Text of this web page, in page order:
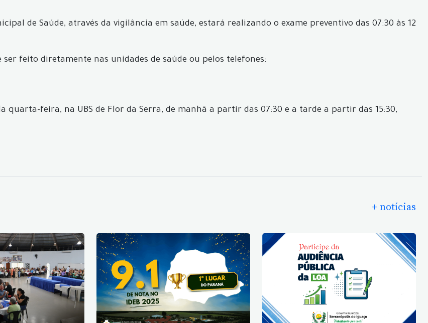
de Saúde, através da vigilância em saúde, estará realizando o exame preventivo das 07:30 às 12
ser feito diretamente nas unidades de saúde ou pelos telefones:
quarta-feira, na UBS de Flor da Serra, de manhã a partir das 07:30 e a tarde a partir das 15:30,
+ notícias